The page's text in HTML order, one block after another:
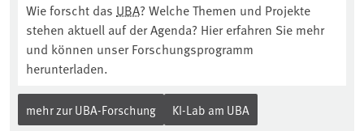
Wie forscht das UBA? Welche Themen und Projekte
stehen aktuell auf der Agenda? Hier erfahren Sie mehr
und können unser Forschungsprogramm
herunterladen.
mehr zur UBA-Forschung KI-Lab am UBA